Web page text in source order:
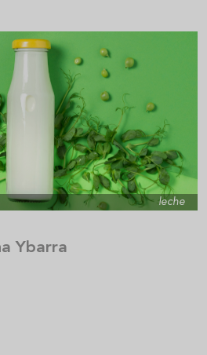
leche
Ybarra